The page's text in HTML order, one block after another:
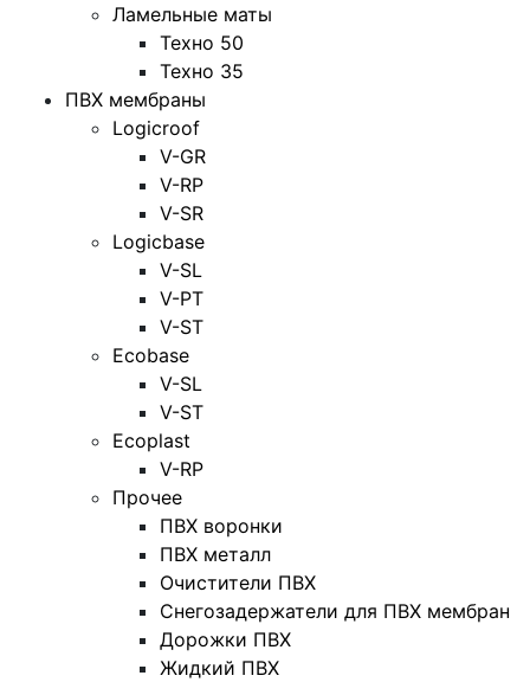
Ламельные маты
Техно 50
Техно 35
ПВХ мембраны
Logicroof
V-GR
V-RP
V-SR
Logicbase
V-SL
V-PT
V-ST
Ecobase
V-SL
V-ST
Ecoplast
V-RP
Прочее
ПВХ воронки
ПВХ металл
Очистители ПВХ
Снегозадержатели для ПВХ мембран
Дорожки ПВХ
Жидкий ПВХ